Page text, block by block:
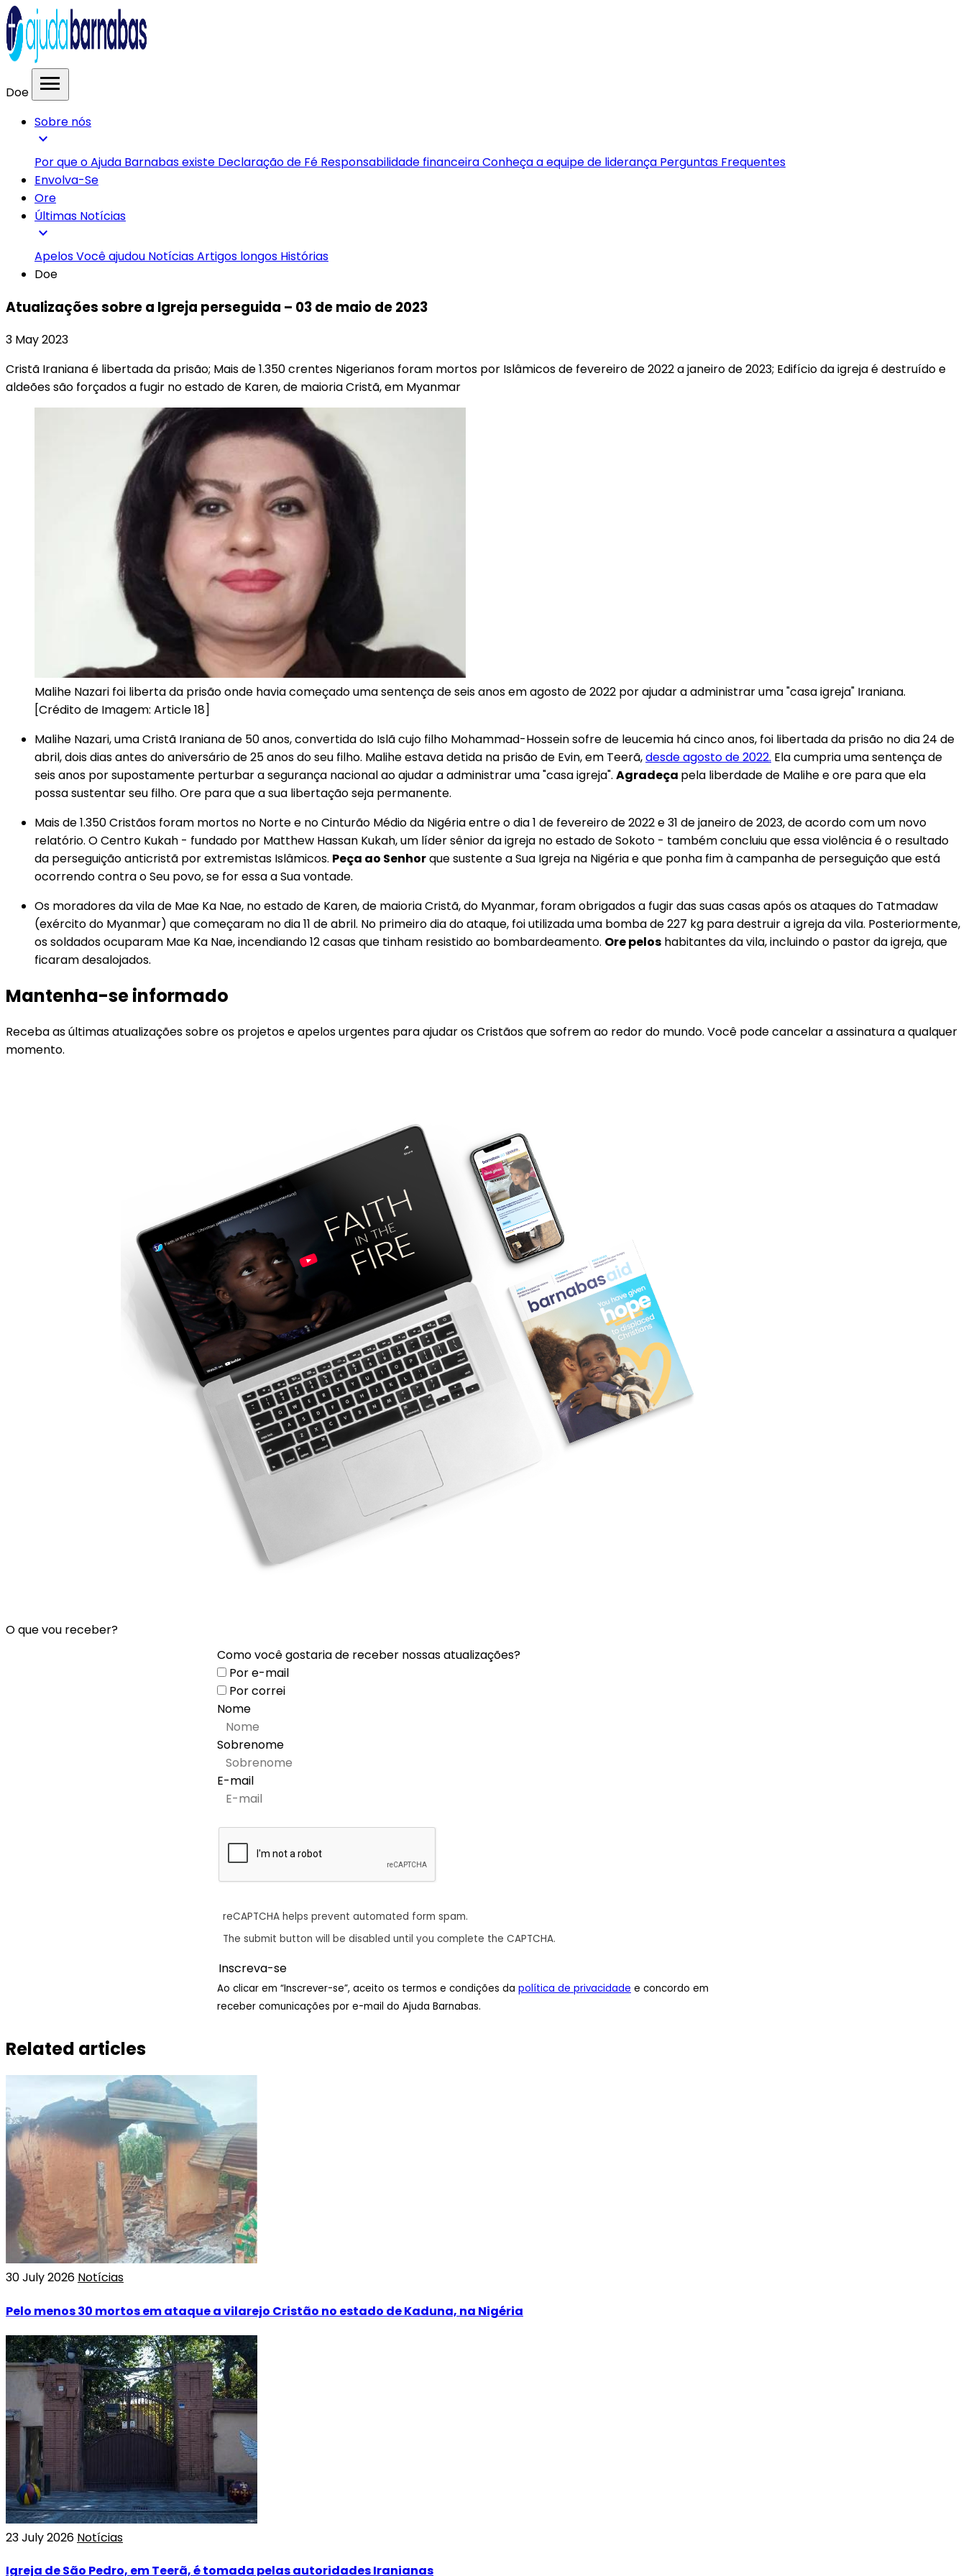
Doe menu
Sobre nós
expand_more
Por que o Ajuda Barnabas existe Declaração de Fé Responsabilidade financeiraConheça a equipe de liderança Perguntas Frequentes
Envolva-Se
Ore
Últimas Notícias
expand_more
ApelosVocê ajudou NotíciasArtigos longos Histórias
Doe
Atualizações sobre a Igreja perseguida – 03 de maio de 2023
3 May 2023
Cristã Iraniana é libertada da prisão; Mais de 1.350 crentes Nigerianos foram mortos por Islâmicos de fevereiro de 2022 a janeiro de 2023; Edifício da igreja é destruído e
aldeões são forçados a fugir no estado de Karen, de maioria Cristã, em Myanmar
Malihe Nazari foi liberta da prisão onde havia começado uma sentença de seis anos em agosto de 2022 por ajudar a administrar uma "casa igreja" Iraniana.
[Crédito de Imagem: Article 18]
Malihe Nazari, uma Cristã Iraniana de 50 anos, convertida do Islã cujo filho Mohammad-Hossein sofre de leucemia há cinco anos, foi libertada da prisão no dia 24 de
abril, dois dias antes do aniversário de 25 anos do seu filho. Malihe estava detida na prisão de Evin, em Teerã,desde agosto de 2022. Ela cumpria uma sentença de
seis anos por supostamente perturbar a segurança nacional ao ajudar a administrar uma "casa igreja". Agradeça pela liberdade de Malihe e ore para que ela
possa sustentar seu filho. Ore para que a sua libertação seja permanente.
Mais de 1.350 Cristãos foram mortos no Norte e no Cinturão Médio da Nigéria entre o dia 1 de fevereiro de 2022 e 31 de janeiro de 2023, de acordo com um novo
relatório. O Centro Kukah - fundado por Matthew Hassan Kukah, um líder sênior da igreja no estado de Sokoto - também concluiu que essa violência é o resultado
da perseguição anticristã por extremistas Islâmicos. Peça ao Senhorque sustente a Sua Igreja na Nigéria e que ponha fim à campanha de perseguição que está
ocorrendo contra o Seu povo, se for essa a Sua vontade.
Os moradores da vila de Mae Ka Nae, no estado de Karen, de maioria Cristã, do Myanmar, foram obrigados a fugir das suas casas após os ataques do Tatmadaw
(exército do Myanmar) que começaram no dia 11 de abril. No primeiro dia do ataque, foi utilizada uma bomba de 227 kg para destruir a igreja da vila. Posteriormente,
os soldados ocuparam Mae Ka Nae, incendiando 12 casas que tinham resistido ao bombardeamento. Ore pelos habitantes da vila, incluindo o pastor da igreja, que
ficaram desalojados.
Mantenha-se informado
Receba as últimas atualizações sobre os projetos e apelos urgentes para ajudar os Cristãos que sofrem ao redor do mundo. Você pode cancelar a assinatura a qualquer
momento.
O que vou receber?
Como você gostaria de receber nossas atualizações?
Por e-mail
Por correi
Nome
Sobrenome
E-mail
reCAPTCHA helps prevent automated form spam.
The submit button will be disabled until you complete the CAPTCHA.
Ao clicar em “Inscrever-se”, aceito os termos e condições da política de privacidade e concordo em
receber comunicações por e-mail do Ajuda Barnabas.
Related articles
30 July 2026 Notícias
Pelo menos 30 mortos em ataque a vilarejo Cristão no estado de Kaduna, na Nigéria
23 July 2026 Notícias
Igreja de São Pedro, em Teerã, é tomada pelas autoridades Iranianas